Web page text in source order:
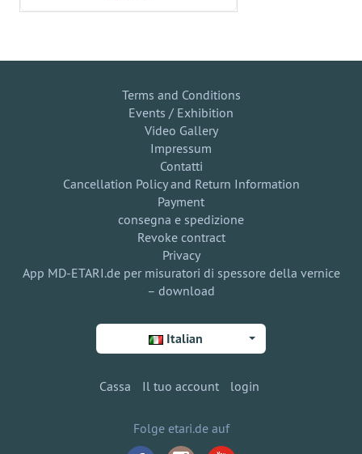
Terms and Conditions
Events / Exhibition
Video Gallery
Impressum
Contatti
Cancellation Policy and Return Information
Payment
consegna e spedizione
Revoke contract
Privacy
App MD-ETARI.de per misuratori di spessore della vernice
– download
Italian
Cassa Il tuo account login
Folge etari.de auf